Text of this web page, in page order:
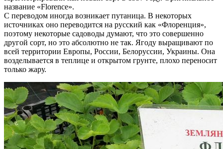
название «Florence».
С переводом иногда возникает путаница. В некоторых
источниках оно переводится на русский как «Флоренция»,
поэтому некоторые садоводы думают, что это совершенно
другой сорт, но это абсолютно не так. Ягоду выращивают по
всей территории Европы, России, Белоруссии, Украины. Она
возделывается в теплице и открытом грунте, плохо переносит
только жару.